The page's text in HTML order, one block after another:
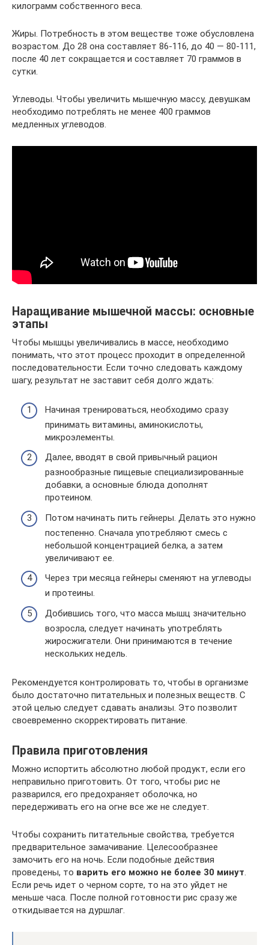
килограмм собственного веса.
Жиры. Потребность в этом веществе тоже обусловлена
возрастом. До 28 она составляет 86-116, до 40 — 80-111,
после 40 лет сокращается и составляет 70 граммов в
сутки.
Углеводы. Чтобы увеличить мышечную массу, девушкам
необходимо потреблять не менее 400 граммов
медленных углеводов.
Наращивание мышечной массы: основные
этапы
Чтобы мышцы увеличивались в массе, необходимо
понимать, что этот процесс проходит в определенной
последовательности. Если точно следовать каждому
шагу, результат не заставит себя долго ждать:
Начиная тренироваться, необходимо сразу
принимать витамины, аминокислоты,
микроэлементы.
Далее, вводят в свой привычный рацион
разнообразные пищевые специализированные
добавки, а основные блюда дополнят
протеином.
Потом начинать пить гейнеры. Делать это нужно
постепенно. Сначала употребляют смесь с
небольшой концентрацией белка, а затем
увеличивают ее.
Через три месяца гейнеры сменяют на углеводы
и протеины.
Добившись того, что масса мышц значительно
возросла, следует начинать употреблять
жиросжигатели. Они принимаются в течение
нескольких недель.
Рекомендуется контролировать то, чтобы в организме
было достаточно питательных и полезных веществ. С
этой целью следует сдавать анализы. Это позволит
своевременно скорректировать питание.
Правила приготовления
Можно испортить абсолютно любой продукт, если его
неправильно приготовить. От того, чтобы рис не
разварился, его предохраняет оболочка, но
передерживать его на огне все же не следует.
Чтобы сохранить питательные свойства, требуется
предварительное замачивание. Целесообразнее
замочить его на ночь. Если подобные действия
проведены, то варить его можно не более 30 минут
Если речь идет о черном сорте, то на это уйдет не
меньше часа. После полной готовности рис сразу же
откидывается на дуршлаг.